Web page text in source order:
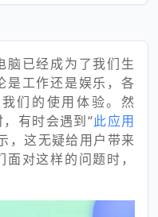
脑已经成为了我们生
是工作还是娱乐，各
们的使用体验。然
有时会遇到“此应用
，这无疑给用户带来
对这样的问题时，